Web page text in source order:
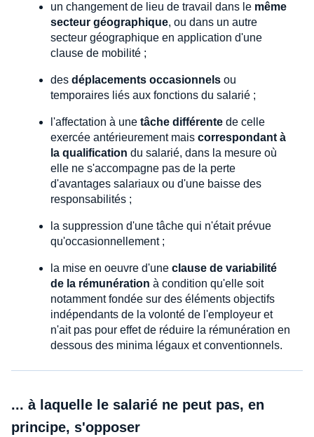
un changement de lieu de travail dans le même
secteur géographique, ou dans un autre
secteur géographique en application d'une
clause de mobilité ;
des déplacements occasionnels ou
temporaires liés aux fonctions du salarié ;
l'affectation à une tâche différente de celle
exercée antérieurement mais correspondant à
la qualification du salarié, dans la mesure où
elle ne s'accompagne pas de la perte
d'avantages salariaux ou d'une baisse des
responsabilités ;
la suppression d'une tâche qui n'était prévue
qu'occasionnellement ;
la mise en oeuvre d'une clause de variabilité
de la rémunération à condition qu'elle soit
notamment fondée sur des éléments objectifs
indépendants de la volonté de l'employeur et
n'ait pas pour effet de réduire la rémunération en
dessous des minima légaux et conventionnels.
... à laquelle le salarié ne peut pas, en
principe, s'opposer